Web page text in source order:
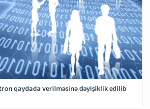
qaydada verilməsinə dəyişiklik edilib